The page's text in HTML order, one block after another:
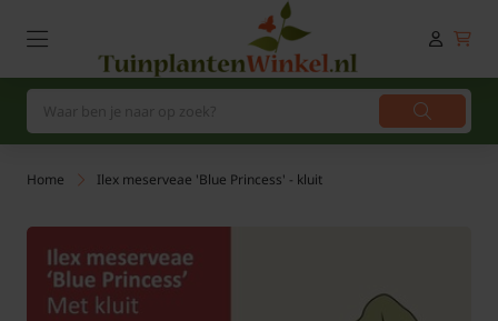
Home Ilex meserveae 'Blue Princess' - kluit